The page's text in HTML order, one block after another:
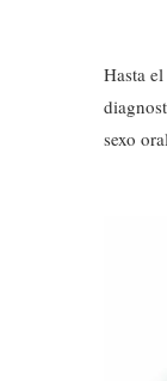
Hasta
sexo